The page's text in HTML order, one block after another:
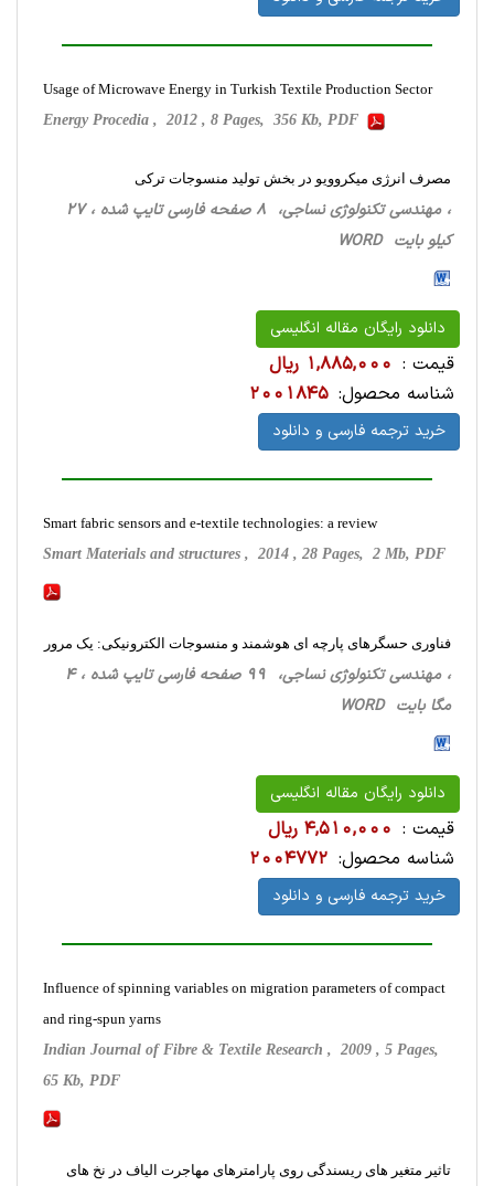
Usage of Microwave Energy in Turkish Textile Production Sector
Energy Procedia , 2012 , 8 Pages, 356 Kb, PDF
مصرف انرژی میکروویو در بخش تولید منسوجات ترکی
، مهندسی تکنولوژی نساجی، 8 صفحه فارسی تایپ شده ، 27
کیلو بایت WORD
دانلود رایگان مقاله انگلیسی
قیمت : 1,885,000 ریال
شناسه محصول: 2001845
خرید ترجمه فارسی و دانلود
Smart fabric sensors and e-textile technologies: a review
Smart Materials and structures , 2014 , 28 Pages, 2 Mb, PDF
فناوری حسگرهای پارچه ای هوشمند و منسوجات الکترونیکی: یک مرور
، مهندسی تکنولوژی نساجی، 99 صفحه فارسی تایپ شده ، 4
مگا بایت WORD
دانلود رایگان مقاله انگلیسی
قیمت : 4,510,000 ریال
شناسه محصول: 2004772
خرید ترجمه فارسی و دانلود
Influence of spinning variables on migration parameters of compact
and ring-spun yarns
Indian Journal of Fibre & Textile Research , 2009 , 5 Pages,
65 Kb, PDF
تاثیر متغیر های ریسندگی روی پارامترهای مهاجرت الیاف در نخ های